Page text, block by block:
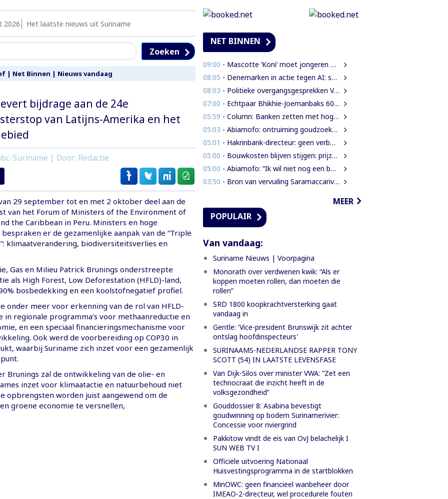
2026 Het laatste nieuws uit Suriname
Zoeken
| Net Binnen | Nieuws vandaag
bijdrage aan de 24e
van Latijns-Amerika en het
Suriname | Door: Redactie
29 september tot en met 2 oktober deel aan de
van het Forum of Ministers of the Environment of
the Caribbean in Peru. Ministers en hoge
er de gezamenlijke aanpak van de “Triple
klimaatverandering, biodiversiteitsverlies en
Gas en Milieu Patrick Brunings onderstreepte
als High Forest, Low Deforestation (HFLD)-land,
bosbedekking en een koolstofnegatief profiel.
onder meer voor erkenning van de rol van HFLD-
in regionale programma’s voor methaanreductie en
en een speciaal financieringsmechanisme voor
Ook werd de voorbereiding op COP30 in
waarbij Suriname zich inzet voor een gezamenlijk
Brunings zal de ontwikkeling van de olie- en
inzet voor klimaatactie en natuurbehoud niet
opbrengsten worden juist aangewend om de
groene economie te versnellen,
NET BINNEN
09:00 - Mascotte ‘Koni’ moet jongeren anders laten kijken naar Surinaamse houtsector
08:05 - Denemarken in actie tegen AI: scholieren moeten extra mondelinge examens doen
08:03 - Politieke overgangsgesprekken Venezuela beginnen zonder Machado
07:00 - Echtpaar Bhikhie-Joemanbaks 60 jaar getrouwd
05:59 - Column: Banken zetten met hogere ATM-tarieven digitale economie op achterstand
05:03 - Abiamofo: ontruiming goudzoekers nodig na dodelijke risico’s in Moeroekreek en 21 Bergi
05:01 - Hakrinbank-directeur: geen verborgen motieven bij verkoop DSB-belang
05:00 - Bouwkosten blijven stijgen: prijzen in een jaar tijd gemiddeld 7,3% hoger
05:00 - Abiamofo: “Ik wil niet nog een bodybag sturen naar dat gebied”
03:50 - Bron van vervuiling Saramaccarivier nog niet vastgesteld, onderzoek in afrondende fase
MEER
POPULAIR
Van vandaag:
Suriname Nieuws | Voorpagina
Monorath over verdwenen kwik: “Als er
koppen moeten rollen, dan moeten die
rollen”
SRD 1800 koopkrachtversterking gaat
vandaag in
Gentle: 'Vice-president Brunswijk zit achter
ontslag hoofdinspecteurs'
SURINAAMS-NEDERLANDSE RAPPER TONY
SCOTT (54) IN LAATSTE LEVENSFASE
Van Dijk-Silos over minister VWA: “Zet een
technocraat die inzicht heeft in de
volksgezondheid”
Gouddossier 8: Asabina bevestigt
goudwinning op bodem Surinamerivier:
Concessie voor riviergrind
Pakkitow vindt de eis van OvJ belachelijk I
SUN WEB TV I
Officiële uitvoering Nationaal
Huisvestingsprogramma in de startblokken
MinOWC: geen financieel wanbeheer door
IMEAO-2-directeur, wel procedurele fouten